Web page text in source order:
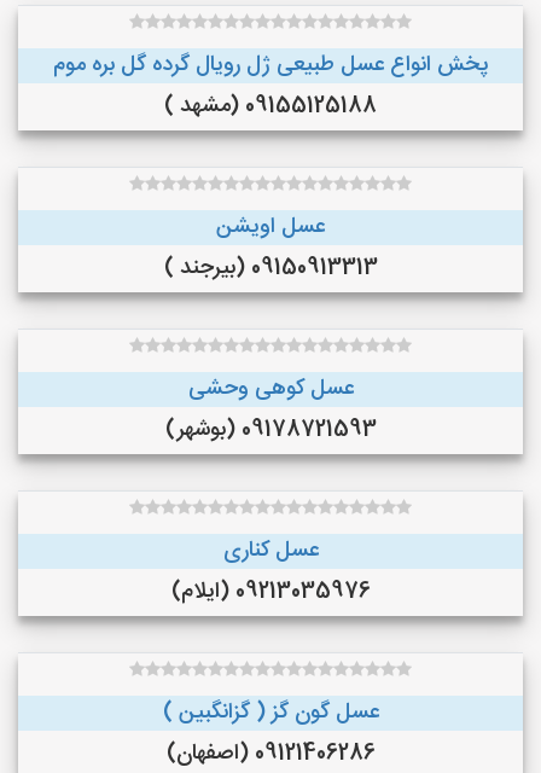
پخش انواع عسل طبیعی ژل رویال گرده گل بره موم
09155125188 (مشهد )
عسل اویشن
09150913313 (بیرجند )
عسل کوهی وحشی
09178721593 (بوشهر)
عسل کناری
09213035976 (ایلام)
عسل گون گز ( گزانگبین )
09121406286 (اصفهان)